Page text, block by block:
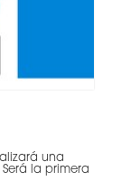
una
la primera